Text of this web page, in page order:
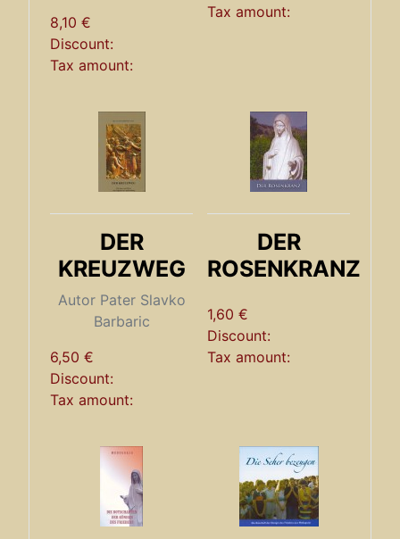
8,10 €
Discount:
Tax amount:
Tax amount:
DER
KREUZWEG
Autor Pater Slavko
Barbaric
6,50 €
Discount:
Tax amount:
DER
ROSENKRANZ
1,60 €
Discount:
Tax amount: